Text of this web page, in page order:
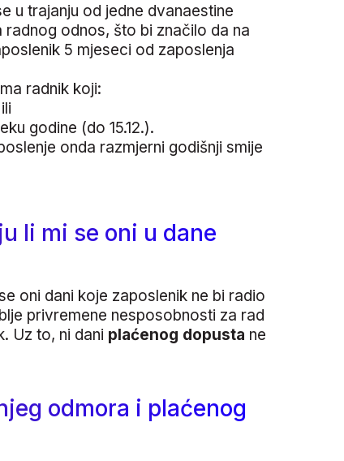
u trajanju od jedne dvanaestine
odnos, što bi značilo da na
5 mjeseci od zaposlenja
radnik koji:
godine (do 15.12.).
onda razmjerni godišnji smije
li mi se oni u dane
oni dani koje zaposlenik ne bi radio
privremene nesposobnosti za rad
Uz to, ni dani plaćenog dopusta ne
odmora i plaćenog